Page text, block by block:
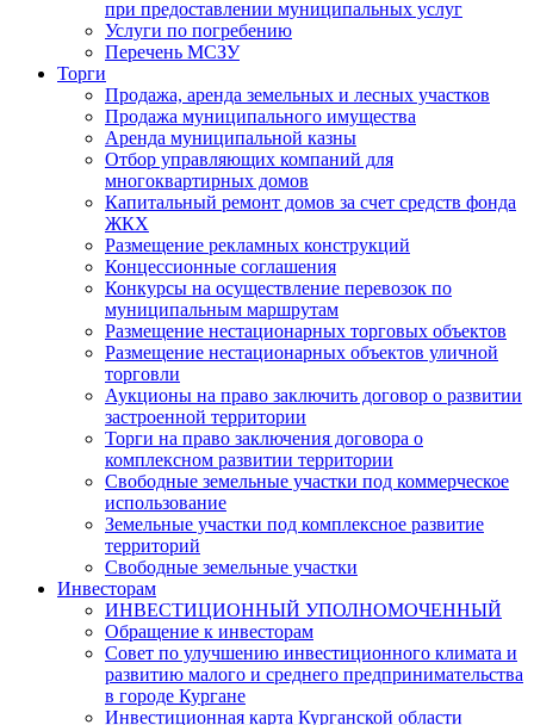
при предоставлении муниципальных услуг
Услуги по погребению
Перечень МСЗУ
Торги
Продажа, аренда земельных и лесных участков
Продажа муниципального имущества
Аренда муниципальной казны
Отбор управляющих компаний для
многоквартирных домов
Капитальный ремонт домов за счет средств фонда
ЖКХ
Размещение рекламных конструкций
Концессионные соглашения
Конкурсы на осуществление перевозок по
муниципальным маршрутам
Размещение нестационарных торговых объектов
Размещение нестационарных объектов уличной
торговли
Аукционы на право заключить договор о развитии
застроенной территории
Торги на право заключения договора о
комплексном развитии территории
Свободные земельные участки под коммерческое
использование
Земельные участки под комплексное развитие
территорий
Свободные земельные участки
Инвесторам
ИНВЕСТИЦИОННЫЙ УПОЛНОМОЧЕННЫЙ
Обращение к инвесторам
Совет по улучшению инвестиционного климата и
развитию малого и среднего предпринимательства
в городе Кургане
Инвестиционная карта Курганской области